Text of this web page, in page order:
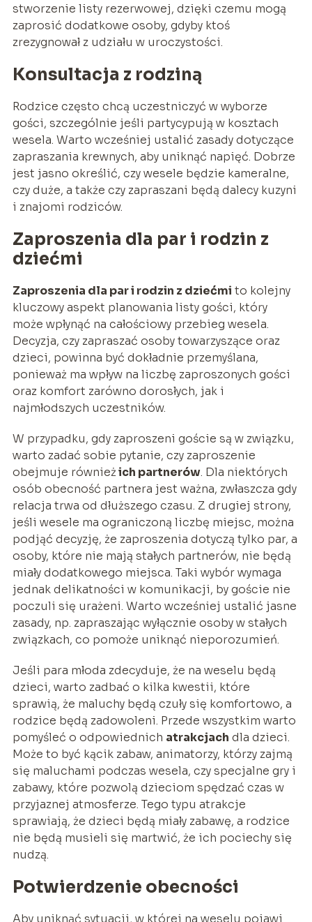
stworzenie listy rezerwowej, dzięki czemu mogą
zaprosić dodatkowe osoby, gdyby ktoś
zrezygnował z udziału w uroczystości.
Konsultacja z rodziną
Rodzice często chcą uczestniczyć w wyborze
gości, szczególnie jeśli partycypują w kosztach
wesela. Warto wcześniej ustalić zasady dotyczące
zapraszania krewnych, aby uniknąć napięć. Dobrze
jest jasno określić, czy wesele będzie kameralne,
czy duże, a także czy zapraszani będą dalecy kuzyni
i znajomi rodziców.
Zaproszenia dla par i rodzin z
dziećmi
Zaproszenia dla par i rodzin z dziećmi to kolejny
kluczowy aspekt planowania listy gości, który
może wpłynąć na całościowy przebieg wesela.
Decyzja, czy zapraszać osoby towarzyszące oraz
dzieci, powinna być dokładnie przemyślana,
ponieważ ma wpływ na liczbę zaproszonych gości
oraz komfort zarówno dorosłych, jak i
najmłodszych uczestników.
W przypadku, gdy zaproszeni goście są w związku,
warto zadać sobie pytanie, czy zaproszenie
obejmuje równieżich partnerów. Dla niektórych
osób obecność partnera jest ważna, zwłaszcza gdy
relacja trwa od dłuższego czasu. Z drugiej strony,
jeśli wesele ma ograniczoną liczbę miejsc, można
podjąć decyzję, że zaproszenia dotyczą tylko par, a
osoby, które nie mają stałych partnerów, nie będą
miały dodatkowego miejsca. Taki wybór wymaga
jednak delikatności w komunikacji, by goście nie
poczuli się urażeni. Warto wcześniej ustalić jasne
zasady, np. zapraszając wyłącznie osoby w stałych
związkach, co pomoże uniknąć nieporozumień.
Jeśli para młoda zdecyduje, że na weselu będą
dzieci, warto zadbać o kilka kwestii, które
sprawią, że maluchy będą czuły się komfortowo, a
rodzice będą zadowoleni. Przede wszystkim warto
pomyśleć o odpowiednich atrakcjach dla dzieci.
Może to być kącik zabaw, animatorzy, którzy zajmą
się maluchami podczas wesela, czy specjalne gry i
zabawy, które pozwolą dzieciom spędzać czas w
przyjaznej atmosferze. Tego typu atrakcje
sprawiają, że dzieci będą miały zabawę, a rodzice
nie będą musieli się martwić, że ich pociechy się
nudzą.
Potwierdzenie obecności
Aby uniknąć sytuacji, w której na weselu pojawi